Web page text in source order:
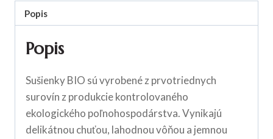
Popis
Popis
Sušienky BIO sú vyrobené z prvotriednych
surovín z produkcie kontrolovaného
ekologického poľnohospodárstva. Vynikajú
delikátnou chuťou, lahodnou vôňou a jemnou